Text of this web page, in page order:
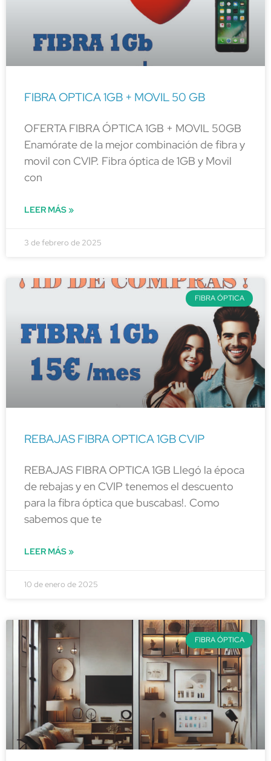
FIBRA OPTICA 1GB + MOVIL 50 GB
OFERTA FIBRA ÓPTICA 1GB + MOVIL 50GB
Enamórate de la mejor combinación de fibra y
movil con CVIP. Fibra óptica de 1GB y Movil
con
LEER MÁS »
3 de febrero de 2025
FIBRA ÓPTICA
REBAJAS FIBRA OPTICA 1GB CVIP
REBAJAS FIBRA OPTICA 1GB Llegó la época
de rebajas y en CVIP tenemos el descuento
para la fibra óptica que buscabas!. Como
sabemos que te
LEER MÁS »
10 de enero de 2025
FIBRA ÓPTICA